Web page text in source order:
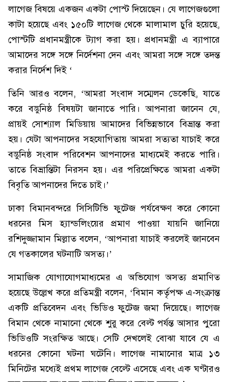
লাগেজ বিষয়ে একজন একটা পোস্ট দিয়েছেন। যে লাগেজগুলো
কাটা হয়েছে এবং ১৫০টি লাগেজ থেকে মালামাল চুরি হয়েছে,
পোস্টটি প্রধানমন্ত্রীকে ট্যাগ করা হয়। প্রধানমন্ত্রী এ ব্যাপারে
আমাদের সঙ্গে সঙ্গে নির্দেশনা দেন এবং আমরা সঙ্গে সঙ্গে তদন্ত
করার নির্দেশ দিই ‘
তিনি আরও বলেন, ‘আমরা সংবাদ সম্মেলন ডেকেছি, যাতে
করে বস্তুনিষ্ঠ বিষয়টা জানাতে পারি। আপনারা জানেন যে,
প্রায়ই সোশ্যাল মিডিয়ায় আমাদের বিভিন্নভাবে বিভ্রান্ত করা
হয়। যেটা আপনাদের সহযোগিতায় আমরা সত্যতা যাচাই করে
বস্তুনিষ্ঠ সংবাদ পরিবেশন আপনাদের মাধ্যমেই করতে পারি।
তাতে বিভ্রান্তিটা নিরসন হয়। এর পরিপ্রেক্ষিতে আমরা একটা
বিবৃতি আপনাদের দিতে চাই।’
ঢাকা বিমানবন্দরে সিসিটিভি ফুটেজ পর্যবেক্ষণ করে কোনো
ধরনের মিস হ্যান্ডলিংয়ের প্রমাণ পাওয়া যায়নি জানিয়ে
রশিদুজ্জামান মিল্লাত বলেন, ‘আপনারা যাচাই করলেই জানবেন
যে গতকালের ঘটনাটি অসত্য।’
সামাজিক যোগাযোগমাধ্যমের এ অভিযোগ অসত্য প্রমাণিত
হয়েছে উল্লেখ করে প্রতিমন্ত্রী বলেন, ‘বিমান কর্তৃপক্ষ এ-সংক্রান্ত
একটি প্রতিবেদন এবং ভিডিও ফুটেজ জমা দিয়েছে। লাগেজ
বিমান থেকে নামানো থেকে শুরু করে বেল্ট পর্যন্ত আসার পুরো
ভিডিওটি সংরক্ষিত আছে। সেটি দেখলেই বোঝা যাবে যে এ
ধরনের কোনো ঘটনা ঘটেনি। লাগেজ নামানোর মাত্র ১৩
মিনিটের মধ্যেই প্রথম লাগেজ বেল্টে এসেছে এবং এক ঘণ্টারও